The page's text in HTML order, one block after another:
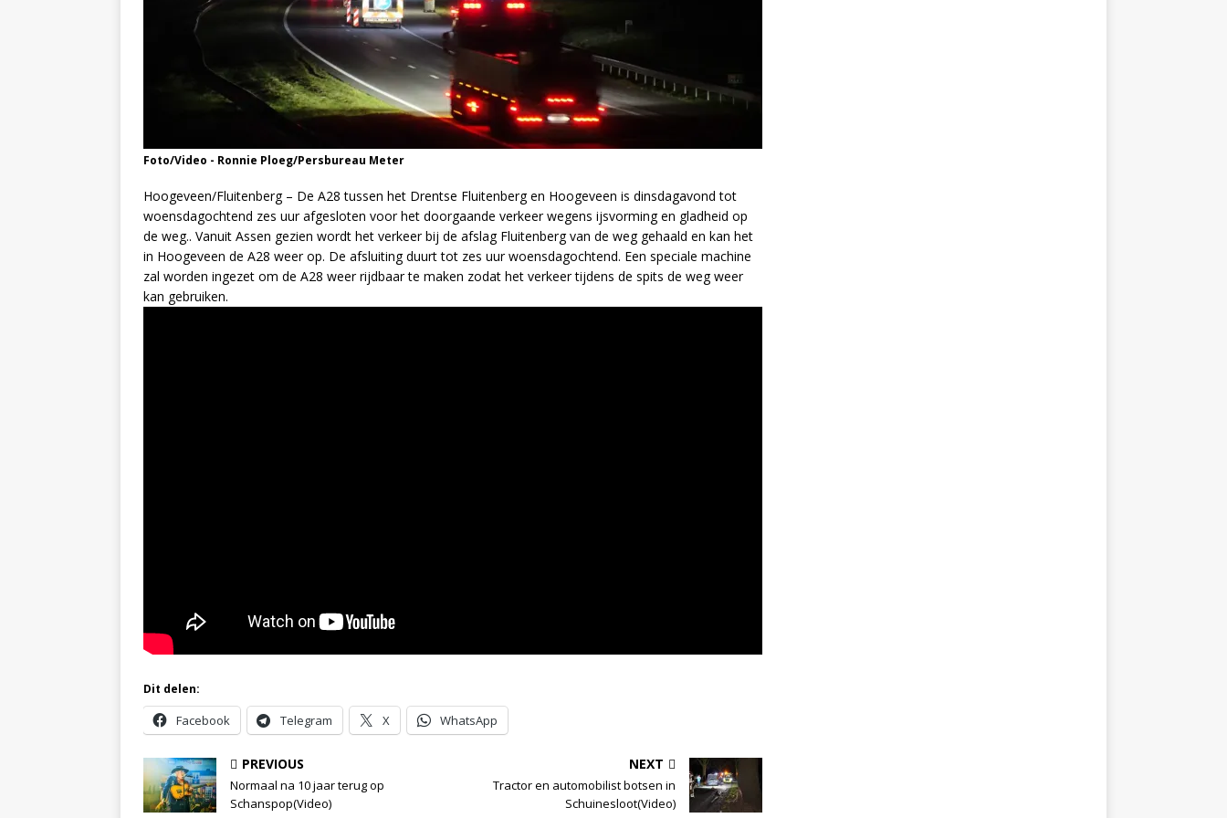
Foto/Video - Ronnie Ploeg/Persbureau Meter
Hoogeveen/Fluitenberg – De A28 tussen het Drentse Fluitenberg en Hoogeveen is dinsdagavond tot
woensdagochtend zes uur afgesloten voor het doorgaande verkeer wegens ijsvorming en gladheid op
de weg.. Vanuit Assen gezien wordt het verkeer bij de afslag Fluitenberg van de weg gehaald en kan het
in Hoogeveen de A28 weer op. De afsluiting duurt tot zes uur woensdagochtend. Een speciale machine
zal worden ingezet om de A28 weer rijdbaar te maken zodat het verkeer tijdens de spits de weg weer
kan gebruiken.
Dit delen:
Facebook Telegram X WhatsApp
PREVIOUS
Normaal na 10 jaar terug op
Schanspop(Video)
NEXT
Tractor en automobilist botsen in
Schuinesloot(Video)